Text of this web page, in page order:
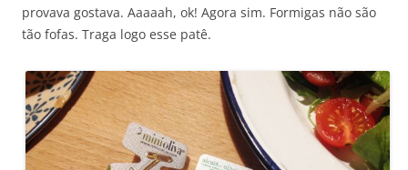
provava gostava. Aaaaah, ok! Agora sim. Formigas não são
tão fofas. Traga logo esse patê.